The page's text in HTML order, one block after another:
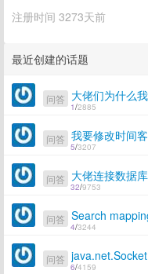
注册时间 3273天前
最近创建的话题
1/2885
问答
5/3207
问答
32/9753
问答 大佬连接数据
4/3244
问答
6/4159
问答